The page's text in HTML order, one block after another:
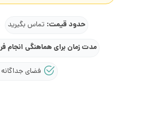
حدود قیمت: تماس بگیرید
مدت زمان برای هماهنگی انجام
فضای جداگانه